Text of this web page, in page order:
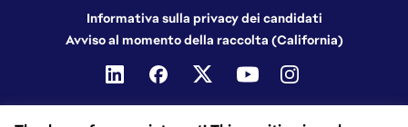
Informativa sulla privacy dei candidati
Avviso al momento della raccolta (California)